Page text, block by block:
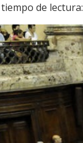
tiempo de lectura: